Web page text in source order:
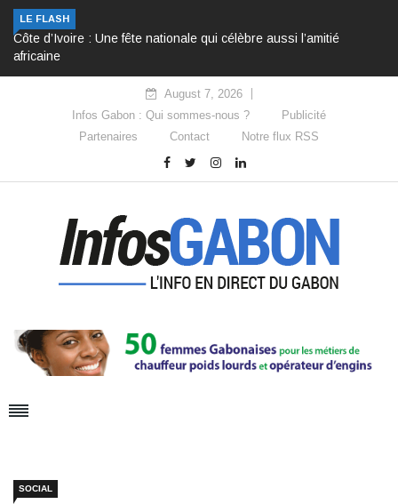
LE FLASH
Côte d’Ivoire : Une fête nationale qui célèbre aussi l’amitié
africaine
August 7, 2026
Infos Gabon : Qui sommes-nous ?
Publicité
Partenaires
Contact Notre flux RSS
SOCIAL